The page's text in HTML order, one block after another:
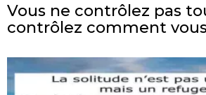
Vous ne contrôlez pas
contrôlez comment